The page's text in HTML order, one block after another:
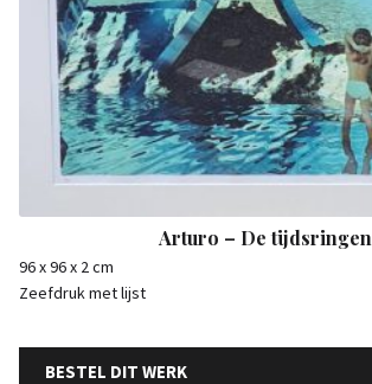
Arturo – De tijdsringen
96 x 96 x 2 cm
Zeefdruk met lijst
BESTEL DIT WERK